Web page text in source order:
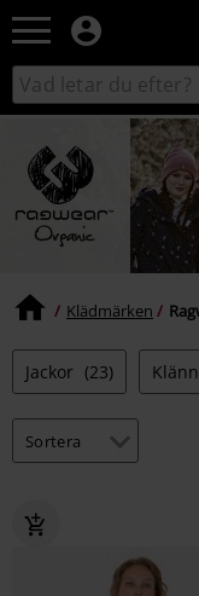
Sök
i
Klädmärken
Jackor (23)